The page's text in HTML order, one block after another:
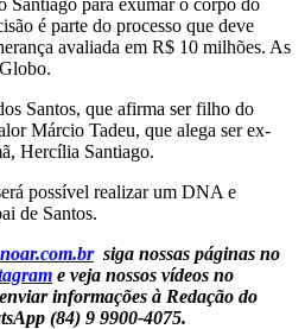
é parte do processo que deve
avaliada em R$ 10 milhões. As
Santos, que afirma ser filho do
Márcio Tadeu, que alega ser ex-
Hercília Santiago.
possível realizar um DNA e
de Santos.
siga nossas páginas no
e veja nossos vídeos no
informações à Redação do
(84) 9 9900-4075.